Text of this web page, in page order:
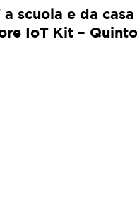
a scuola e da
IoT Kit – Quinto